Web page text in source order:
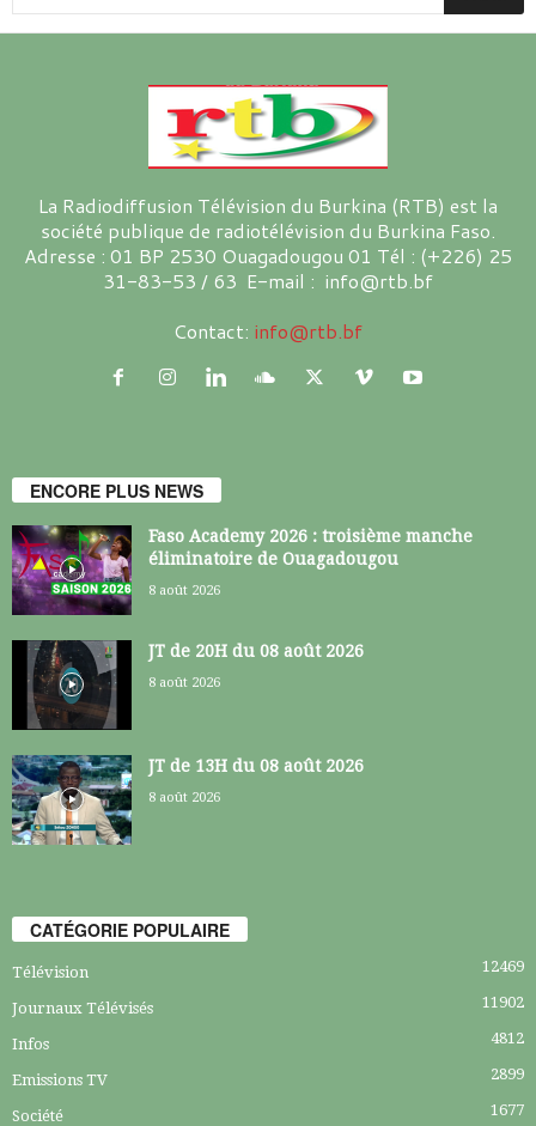
La Radiodiffusion Télévision du Burkina (RTB) est la
société publique de radiotélévision du Burkina Faso.
Adresse : 01 BP 2530 Ouagadougou 01 Tél : (+226) 25
31-83-53 / 63 E-mail : info@rtb.bf
Contact: info@rtb.bf
ENCORE PLUS NEWS
Faso Academy 2026 : troisième manche
éliminatoire de Ouagadougou
8 août 2026
JT de 20H du 08 août 2026
8 août 2026
JT de 13H du 08 août 2026
8 août 2026
CATÉGORIE POPULAIRE
Télévision 12469
Journaux Télévisés 11902
Infos 4812
Emissions TV 2899
Société 1677